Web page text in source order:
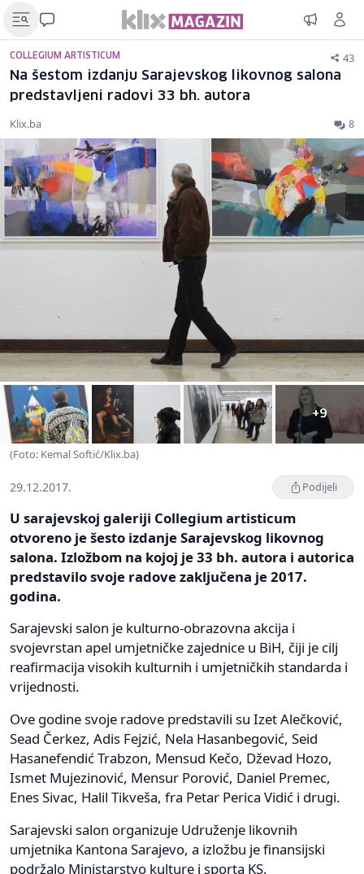
COLLEGIUM ARTISTICUM 43
Na šestom izdanju Sarajevskog likovnog salona
predstavljeni radovi 33 bh. autora
Klix.ba 8
+9
(Foto: Kemal Softić/Klix.ba)
29.12.2017. Podijeli
U sarajevskoj galeriji Collegium artisticum
otvoreno je šesto izdanje Sarajevskog likovnog
salona. Izložbom na kojoj je 33 bh. autora i autorica
predstavilo svoje radove zaključena je 2017.
godina.
Sarajevski salon je kulturno-obrazovna akcija i
svojevrstan apel umjetničke zajednice u BiH, čiji je cilj
reafirmacija visokih kulturnih i umjetničkih standarda i
vrijednosti.
Ove godine svoje radove predstavili su Izet Alečković,
Sead Čerkez, Adis Fejzić, Nela Hasanbegović, Seid
Hasanefendić Trabzon, Mensud Kečo, Dževad Hozo,
Ismet Mujezinović, Mensur Porović, Daniel Premec,
Enes Sivac, Halil Tikveša, fra Petar Perica Vidić i drugi.
Sarajevski salon organizuje Udruženje likovnih
umjetnika Kantona Sarajevo, a izložbu je finansijski
podržalo Ministarstvo kulture i sporta KS.